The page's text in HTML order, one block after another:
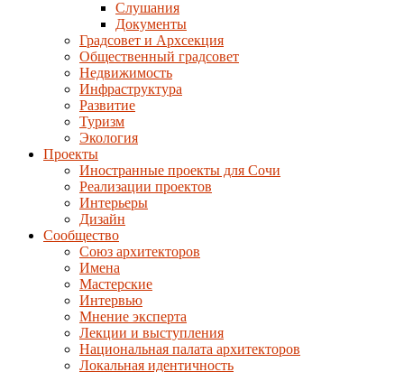
Слушания
Документы
Градсовет и Архсекция
Общественный градсовет
Недвижимость
Инфраструктура
Развитие
Туризм
Экология
Проекты
Иностранные проекты для Сочи
Реализации проектов
Интерьеры
Дизайн
Сообщество
Союз архитекторов
Имена
Мастерские
Интервью
Мнение эксперта
Лекции и выступления
Национальная палата архитекторов
Локальная идентичность